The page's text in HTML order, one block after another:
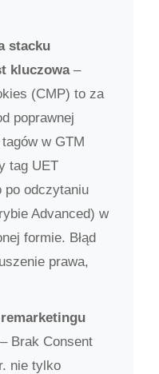
stacku
kluczowa–
(CMP) to za
poprawnej
w GTM
tag UET
po odczytaniu
Advanced) w
formie. Błąd
prawa,
Brak Consent
nie tylko